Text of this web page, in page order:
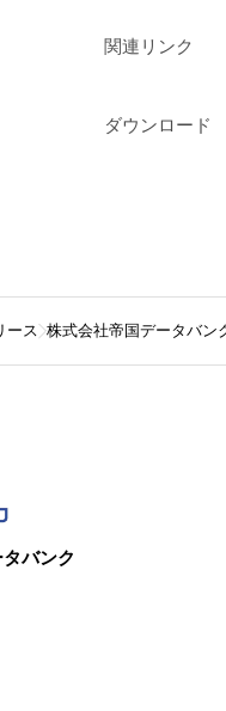
関連リンク
ダウンロード
ース 株式会社帝国データバン
バンク